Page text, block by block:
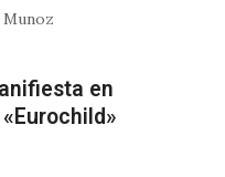
en